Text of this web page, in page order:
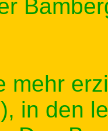
mehr
in den